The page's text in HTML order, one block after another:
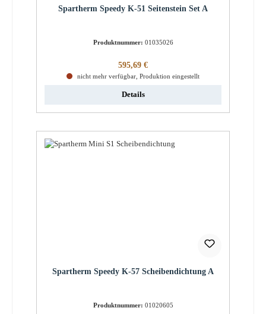
Spartherm Speedy K-51 Seitenstein Set A
Produktnummer: 01035026
Regulärer Preis:
595,69 €
nicht mehr verfügbar, Produktion eingestellt
Details
Spartherm Speedy K-57 Scheibendichtung A
Produktnummer: 01020605